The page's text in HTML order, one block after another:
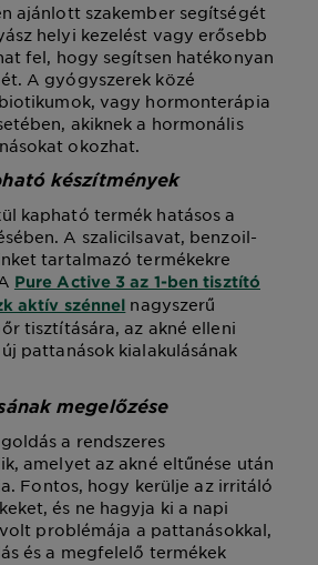
ajánlott szakember segítségét
helyi kezelést vagy erősebb
fel, hogy segítsen hatékonyan
A gyógyszerek közé
vagy hormonterápia
akiknek a hormonális
okozhat.
készítmények
kapható termék hatásos a
A szalicilsavat, benzoil-
tartalmazó termékekre
Pure Active 3 az 1-ben tisztító
aktív szénnel nagyszerű
tisztítására, az akné elleni
pattanások kialakulásának
megelőzése
a rendszeres
amelyet az akné eltűnése után
Fontos, hogy kerülje az irritáló
és ne hagyja ki a napi
problémája a pattanásokkal,
és a megfelelő termékek